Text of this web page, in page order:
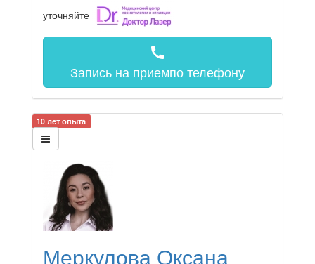
уточняйте
call
Запись на приемпо телефону
10 лет опыта
Меркулова Оксана